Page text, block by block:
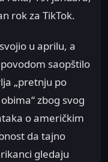
rok za TikTok.
u aprilu, a
saopštilo
„pretnju po
zbog svog
o američkim
da tajno
gledaju